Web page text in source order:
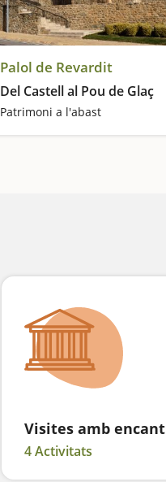
Palol de Revardit
Del Castell al Pou de Glaç
Patrimoni a l'abast
Visites amb encant
4 Activitats